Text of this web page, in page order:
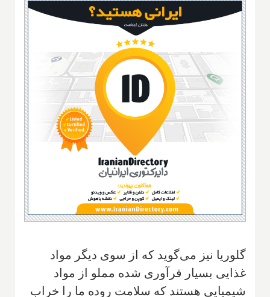
گلوریا نیز می‌گوید که از سوی دیگر مواد
غذایی بسیار فرآوری شده مملو از مواد
شیمیایی هستند که سلامت روده ما را خراب